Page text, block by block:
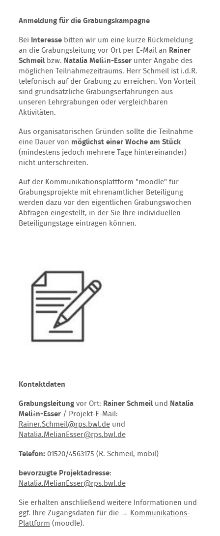
Anmeldung für die Grabungskampagne
Bei Interesse bitten wir um eine kurze Rückmeldung
an die Grabungsleitung vor Ort per E-Mail an Rainer
Schmeilbzw. Natalia Melián-Esserunter Angabe des
möglichen Teilnahmezeitraums. Herr Schmeil ist i.d.R.
telefonisch auf der Grabung zu erreichen. Von Vorteil
sind grundsätzliche Grabungserfahrungen aus
unseren Lehrgrabungen oder vergleichbaren
Aktivitäten.
Aus organisatorischen Gründen sollte die Teilnahme
eine Dauer von möglichst einer Woche am Stück
(mindestens jedoch mehrere Tage hintereinander)
nicht unterschreiten.
Auf der Kommunikationsplattform "moodle" für
Grabungsprojekte mit ehrenamtlicher Beteiligung
werden dazu vor den eigentlichen Grabungswochen
Abfragen eingestellt, in der Sie Ihre individuellen
Beteiligungstage eintragen können.
Kontaktdaten
Grabungsleitung vor Ort: Rainer Schmeil und Natalia
Melián-Esser/ Projekt-E-Mail:
Rainer.Schmeil@rps.bwl.deund
Natalia.MelianEsser@rps.bwl.de
Telefon: 01520/4563175 (R. Schmeil, mobil)
bevorzugte Projektadresse:
Natalia.MelianEsser@rps.bwl.de
Sie erhalten anschließend weitere Informationen und
ggf. Ihre Zugangsdaten für die →
Kommunikations-
Plattform (moodle).